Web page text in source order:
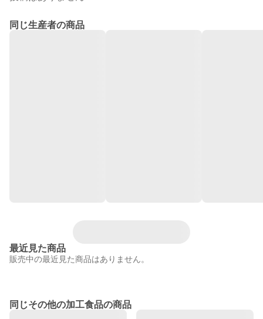
同じ生産者の商品
最近見た商品
販売中の最近見た商品はありません。
同じその他の加工食品の商品